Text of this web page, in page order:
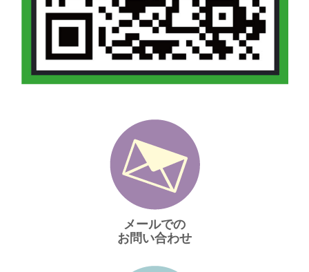
メールでの
お問い合わせ